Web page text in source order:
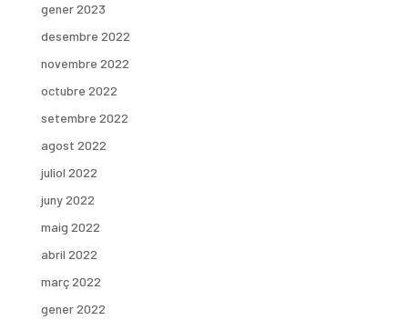
gener 2023
desembre 2022
novembre 2022
octubre 2022
setembre 2022
agost 2022
juliol 2022
juny 2022
maig 2022
abril 2022
març 2022
gener 2022